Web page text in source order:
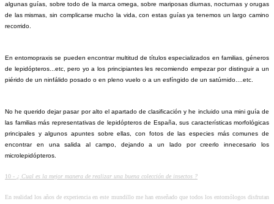
algunas guías, sobre todo de la marca omega, sobre mariposas diurnas, nocturnas y orugas
de las mismas, sin complicarse mucho la vida, con estas guías ya tenemos un largo camino
recorrido.
En entomopraxis se pueden encontrar multitud de títulos especializados en familias, géneros
de lepidópteros...etc, pero yo a los principiantes les recomiendo empezar por distinguir a un
piérido de un ninfálido posado o en pleno vuelo o a un esfíngido de un satúrnido....etc.
No he querido dejar pasar por alto el apartado de clasificación y he incluido una mini guía de
las familias más representativas de lepidópteros de España, sus características morfológicas
principales y algunos apuntes sobre ellas, con fotos de las especies más comunes de
encontrar en una salida al campo, dejando a un lado por creerlo innecesario los
microlepidópteros.
10 - ¿ Cual es la mejor manera de realizar una buena colección de insectos ?
En realidad los años de experiencia en este mundillo me han enseñado que todos los entomólogos disfrutan